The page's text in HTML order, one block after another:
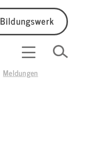
Bildungswerk
Meldungen